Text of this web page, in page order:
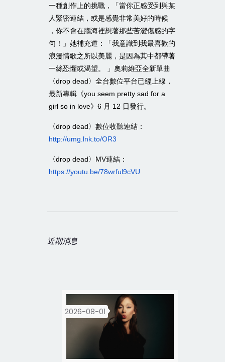
一種創作上的挑戰，「當你正感受到與某
人緊密連結，或是感覺非常美好的時候
，你不會在腦海裡想著那些苦澀傷感的字
句！」她補充道：「我意識到我最喜歡的
浪漫情歌之所以美麗，是因為其中都帶著
一絲恐懼或渴望。
」奧莉維亞全新單曲
〈drop dead〉全台數位平台已經上線，
最新專輯《you seem pretty sad for a
girl so in love》 6 月 12 日發行。
〈drop dead〉數位收聽連結：
http://umg.lnk.to/OR3
〈drop dead〉 MV連結：
https://youtu.be/78wrful9cVU
近期消息
2026-08-01